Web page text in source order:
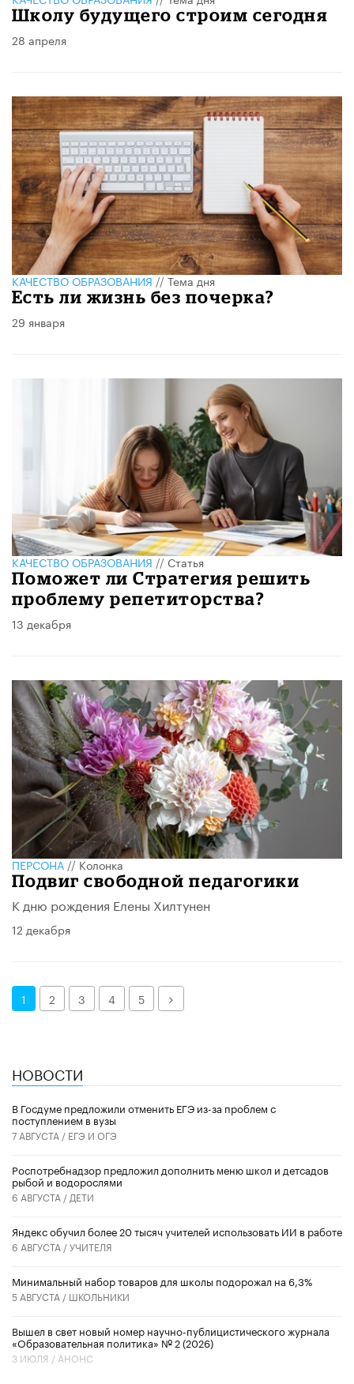
Школу будущего строим сегодня
28 апреля
КАЧЕСТВО ОБРАЗОВАНИЯ//Тема дня
Есть ли жизнь без почерка?
29 января
КАЧЕСТВО ОБРАЗОВАНИЯ//Статья
Поможет ли Стратегия решить
проблему репетиторства?
13 декабря
ПЕРСОНА//Колонка
​Подвиг свободной педагогики
К дню рождения Елены Хилтунен
12 декабря
1 2 3 4 5 Далее
НОВОСТИ
В Госдуме предложили отменить ЕГЭ из-за проблем с
поступлением в вузы
7 АВГУСТА / ЕГЭ И ОГЭ
Роспотребнадзор предложил дополнить меню школ и детсадов
рыбой и водорослями
6 АВГУСТА / ДЕТИ
​Яндекс обучил более 20 тысяч учителей использовать ИИ в работе
6 АВГУСТА /УЧИТЕЛЯ
Минимальный набор товаров для школы подорожал на 6,3%
5 АВГУСТА / ШКОЛЬНИКИ
Вышел в свет новый номер научно-публицистического журнала
«Образовательная политика» № 2 (2026)
3 ИЮЛЯ / АНОНС